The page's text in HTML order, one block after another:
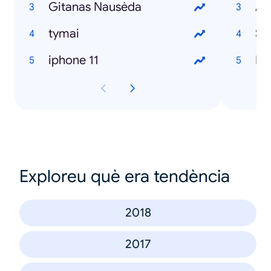
Gitanas Nausėda
tymai
iphone 11
Exploreu què era tendència
2018
2017